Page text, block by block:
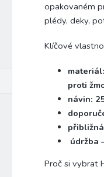
opakovaném
plédy, deky,
Klíčové
proti
návin:
údržba
Proč si vybrat